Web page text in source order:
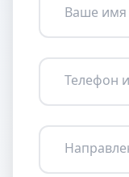
Ваше
Телефон